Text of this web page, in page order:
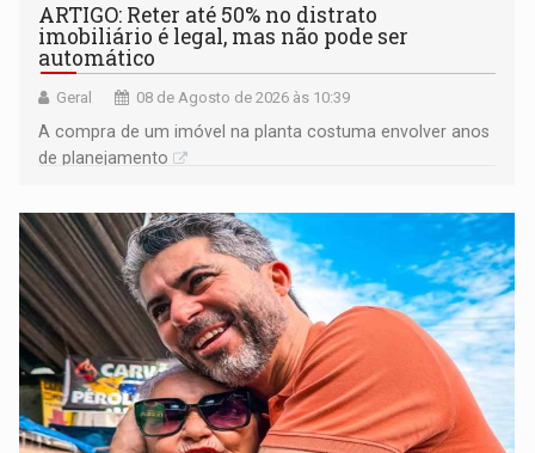
ARTIGO: Reter até 50% no distrato
imobiliário é legal, mas não pode ser
automático
Geral 08 de Agosto de 2026 às 10:39
A compra de um imóvel na planta costuma envolver anos
de planejamento